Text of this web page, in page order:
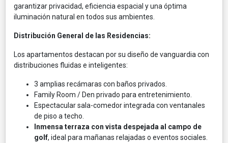
garantizar privacidad, eficiencia espacial y una óptima
iluminación natural en todos sus ambientes.
Distribución General de las Residencias:
Los apartamentos destacan por su diseño de vanguardia con
distribuciones fluidas e inteligentes:
3 amplias recámaras con baños privados.
Family Room / Den privado para entretenimiento.
Espectacular sala-comedor integrada con ventanales
de piso a techo.
Inmensa terraza con vista despejada al campo de
golf, ideal para mañanas relajadas o eventos sociales.